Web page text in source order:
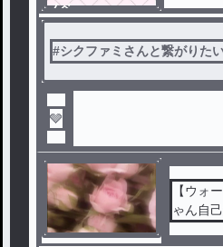
ノベ
ル
#シクファミさんと繋がりた
🩶
【ウォ
ゃん自